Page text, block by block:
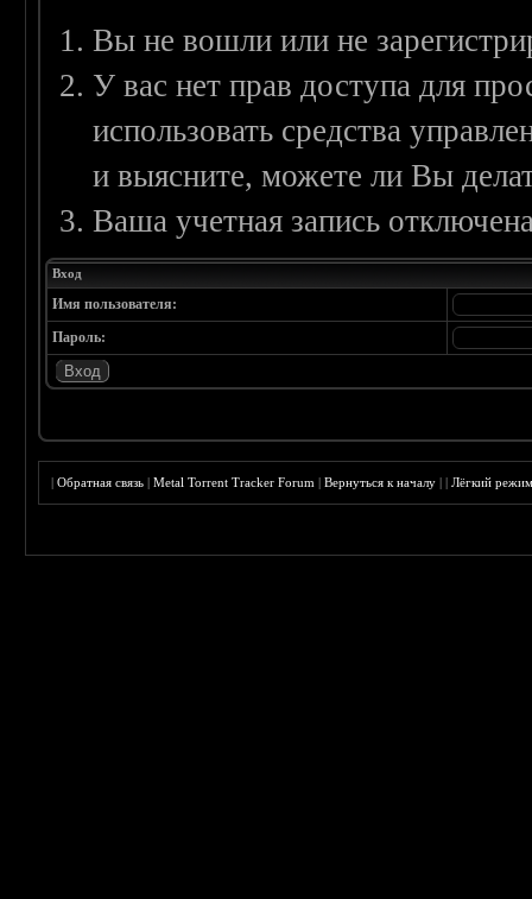
Вы не вошли или не
У вас нет прав доступа для
использовать средства
и выясните, можете ли Вы
Ваша учетная запись
Вход
Имя пользователя:
Пароль:
|Обратная связь |Metal Torrent Tracker Forum |Вернуться к началу ||Лёгкий